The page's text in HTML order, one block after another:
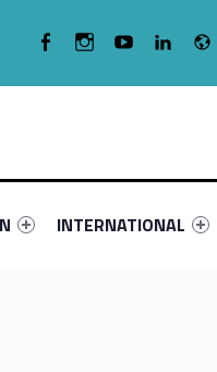
5572-16
menu-primary-49714-19
Link identifier #link-
INTERNATIONAL
WebMan on FacebookWebMan on InstagramWebMan on Youtube
WebMan